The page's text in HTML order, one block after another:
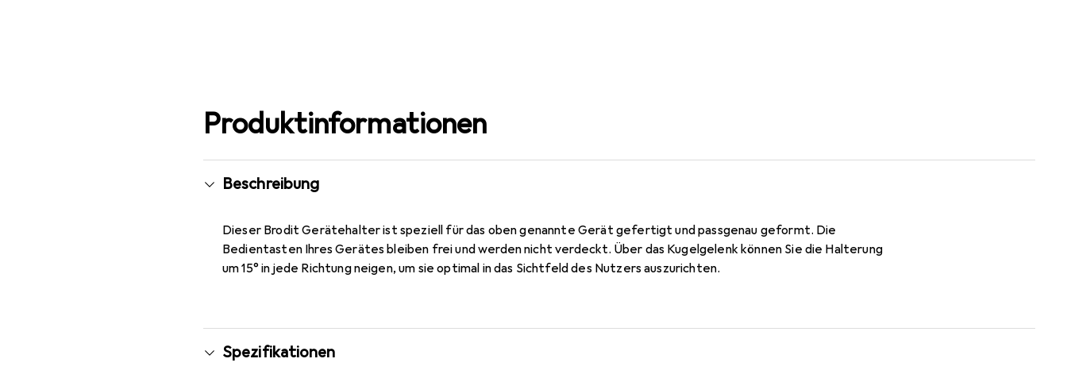
Produktinformationen
Beschreibung
Dieser Brodit Gerätehalter ist speziell für das oben genannte Gerät gefertigt und passgenau geformt. Die
Bedientasten Ihres Gerätes bleiben frei und werden nicht verdeckt. Über das Kugelgelenk können Sie die Halterung
um 15° in jede Richtung neigen, um sie optimal in das Sichtfeld des Nutzers auszurichten.
Spezifikationen